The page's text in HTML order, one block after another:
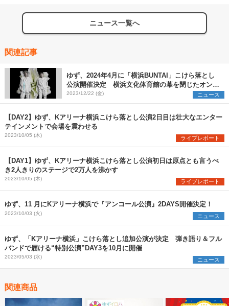
ニュース一覧へ
関連記事
ゆず、2024年4月に「横浜BUNTAI」こけら落とし
公演開催決定 横浜文化体育館の幕を閉じたオンラ
インツアーのコンセプトを再構築
2023/12/22 (金) ニュース
【DAY2】ゆず、Kアリーナ横浜こけら落とし公演2日目は壮大なエンター
テインメントで会場を震わせる
2023/10/05 (木) ライブレポート
【DAY1】ゆず、Kアリーナ横浜こけら落とし公演初日は原点とも言うべ
き2人きりのステージで2万人を沸かす
2023/10/05 (木) ライブレポート
ゆず、11 月にKアリーナ横浜で『アンコール公演』2DAYS開催決定！
2023/10/03 (火) ニュース
ゆず、「Kアリーナ横浜」こけら落とし追加公演が決定 弾き語り＆フル
バンドで届ける“特別公演”DAY3を10月に開催
2023/05/03 (水) ニュース
関連商品